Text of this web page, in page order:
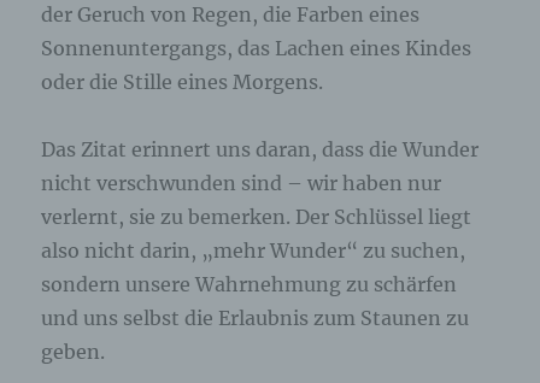
der Geruch von Regen, die Farben eines
Sonnenuntergangs, das Lachen eines Kindes
oder die Stille eines Morgens.
Das Zitat erinnert uns daran, dass die Wunder
nicht verschwunden sind – wir haben nur
verlernt, sie zu bemerken. Der Schlüssel liegt
also nicht darin, „mehr Wunder“ zu suchen,
sondern unsere Wahrnehmung zu schärfen
und uns selbst die Erlaubnis zum Staunen zu
geben.